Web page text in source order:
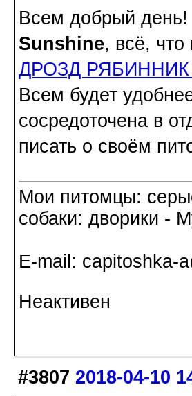
Всем добрый день!
Sunshine, всё,
ДРОЗД
Всем будет
сосредоточена в
писать о своём
Мои питомцы:
собаки: дворики -
Е-mail: capitoshka-
Неактивен
#3807 2018-04-10